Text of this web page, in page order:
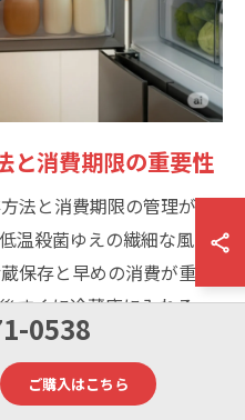
と消費期限の重要性
法と消費期限の管理が品
温殺菌ゆえの繊細な風味
保存と早めの消費が重要
すぐに冷蔵庫に入れる、
るなどの習慣が推奨され
と安全を守ることができ
0538
ご購入はこちら